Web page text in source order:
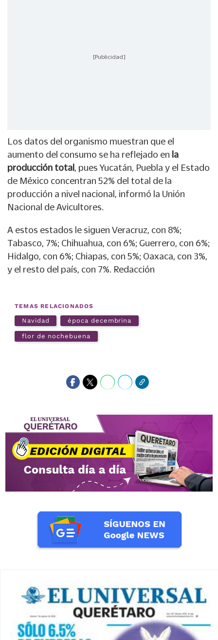
[Publicidad]
Los datos del organismo muestran que el
aumento del consumo se ha reflejado en la
producción total , pues Yucatán, Puebla y el Estado
de México concentran 52% del total de la
producción a nivel nacional, informó la Unión
Nacional de Avicultores.
A estos estados le siguen Veracruz, con 8%;
Tabasco, 7%; Chihuahua, con 6%; Guerrero, con 6%;
Hidalgo, con 6%; Chiapas, con 5%; Oaxaca, con 3%,
y el resto del país, con 7%. Redacción
TEMAS RELACIONADOS
Navidad época decembrina
flor de nochebuena